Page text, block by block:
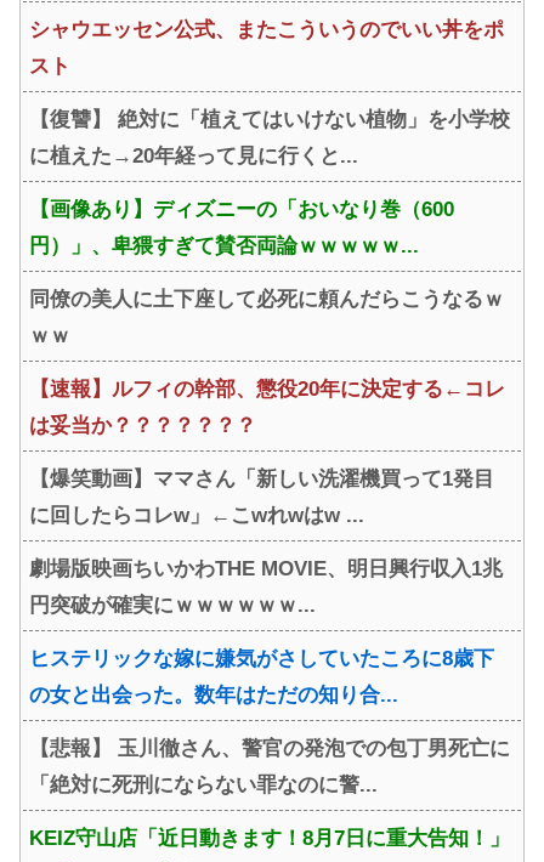
シャウエッセン公式、またこういうのでいい丼をポ
スト
【復讐】 絶対に「植えてはいけない植物」を小学校
に植えた→20年経って見に行くと...
【画像あり】ディズニーの「おいなり巻（600
円）」、卑猥すぎて賛否両論ｗｗｗｗｗ...
同僚の美人に土下座して必死に頼んだらこうなるｗ
ｗｗ
【速報】ルフィの幹部、懲役20年に決定する←コレ
は妥当か？？？？？？？
【爆笑動画】ママさん「新しい洗濯機買って1発目
に回したらコレw」←こwれwはw ...
劇場版映画ちいかわTHE MOVIE、明日興行収入1兆
円突破が確実にｗｗｗｗｗｗ...
ヒステリックな嫁に嫌気がさしていたころに8歳下
の女と出会った。数年はただの知り合...
【悲報】 玉川徹さん、警官の発泡での包丁男死亡に
「絶対に死刑にならない罪なのに警...
KEIZ守山店「近日動きます！8月7日に重大告知！」